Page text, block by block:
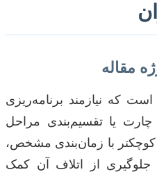
مقاله
که نیازمند برنامه‌ریزی
یا تقسیم‌بندی مراحل
با زمان‌بندی مشخص،
از اتلاف آن کمک